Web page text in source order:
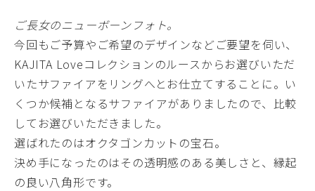
ご長女のニューボーンフォト。
今回もご予算やご希望のデザインなどご要望を伺い、
KAJITA Loveコレクションのルースからお選びいただ
いたサファイアをリングへとお仕立てすることに。い
くつか候補となるサファイアがありましたので、比較
してお選びいただきました。
選ばれたのはオクタゴンカットの宝石。
決め手になったのはその透明感のある美しさと、縁起
の良い八角形です。